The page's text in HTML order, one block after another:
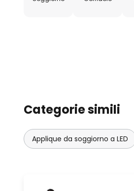
Categorie simili
Applique da soggiorno a LED